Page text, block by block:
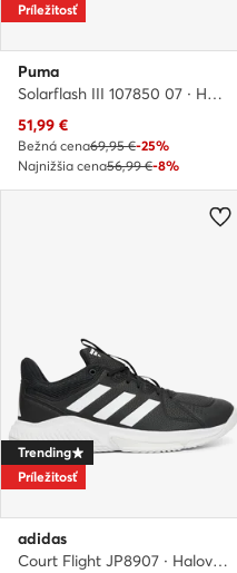
Príležitosť
Puma
Solarflash III 107850 07 · Halové topánky
Aktuálna cena
51,99 €
Bežná cena69,95 €-25%
Najnižšia cena56,99 €-8%
Trending
Príležitosť
adidas
Court Flight JP8907 · Halové topánky